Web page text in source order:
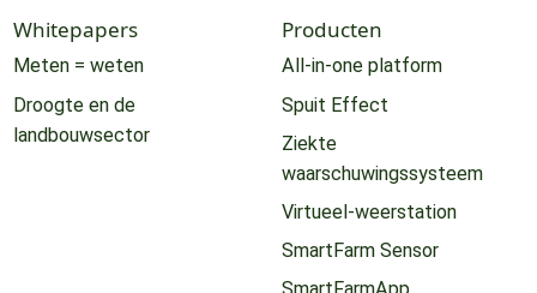
Whitepapers
Meten = weten
Droogte en de
landbouwsector
Producten
All-in-one platform
Spuit Effect
Ziekte
waarschuwingssysteem
Virtueel-weerstation
SmartFarm Sensor